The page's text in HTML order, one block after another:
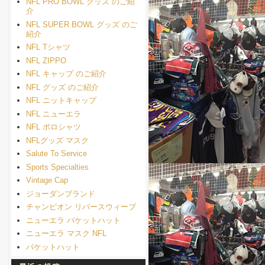
介
NFL SUPER BOWL グッズ のご
紹介
NFL Tシャツ
NFL ZIPPO
NFL キャップ のご紹介
NFL グッズ のご紹介
NFL ニットキャップ
NFL ニューエラ
NFL ポロシャツ
NFLグッズ マスク
Salute To Service
Sports Specialties
Vintage Cap
ジョーダンブランド
チャンピオン リバースウィーブ
ニューエラ バケットハット
ニューエラ マスク NFL
バケットハット